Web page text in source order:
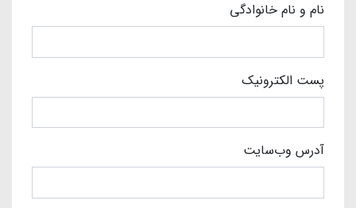
نام و نام خانوادگی
پست الکترونیک
آدرس وب‌سایت